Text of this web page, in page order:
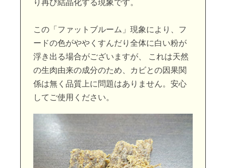
この「ファットブルーム」現象により、フ
ードの色がややくすんだり全体に白い粉が
浮き出る場合がございますが、 これは天然
の生肉由来の成分のため、カビとの因果関
係は無く品質上に問題はありません。安心
してご使用ください。